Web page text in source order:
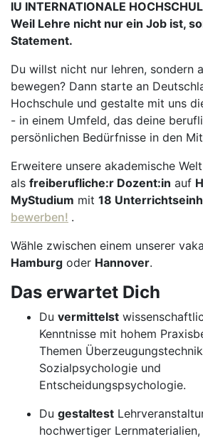
IU INTERNATIONALE
Weil Lehre nicht nur ein Job ist,
Statement.
Du willst nicht nur lehren, sondern
bewegen? Dann starte an
Hochschule und gestalte mit uns
- in einem Umfeld, das deine
persönlichen Bedürfnisse in den
Erweitere unsere akademische
als freiberufliche:r Dozent:in auf
MyStudium mit 18
bewerben! .
Wähle zwischen einem unserer
Hamburg oder Hannover.
Das erwartet Dich
Du vermittelst
Kenntnisse mit hohem
Themen
Sozialpsychologie und
Entscheidungspsychologie.
Du gestaltest
hochwertiger